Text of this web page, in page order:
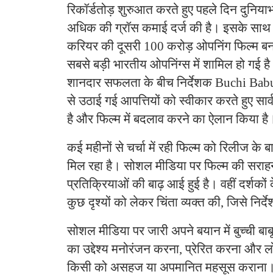
रिकॉर्डतोड़ शुरुआत करते हुए पहले दिन
अधिक की ग्रॉस कमाई दर्ज की है। इसके साथ
करियर की दूसरी 100 करोड़ ओपनिंग फिल्म
सबसे बड़ी भारतीय ओपनिंग्स में शामिल हो गई
शानदार सफलता के बीच निर्देशक Buchi
से उठाई गई आपत्तियों को स्वीकार करते हुए
है और फिल्म में बदलाव करने का ऐलान किया
कई महीनों से चर्चा में रही फिल्म को रिलीज के
मिल रहा है। सोशल मीडिया पर फिल्म की
प्रतिक्रियाओं की बाढ़ आई हुई है। वहीं
कुछ दृश्यों को लेकर चिंता व्यक्त की, जिसे
सोशल मीडिया पर जारी अपने बयान में बुच्ची
का उद्देश्य मनोरंजन करना, प्रेरित करना और
किसी को असहज या अपमानित महसूस कराना।